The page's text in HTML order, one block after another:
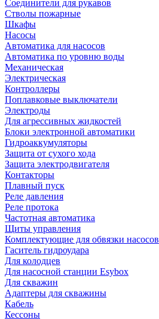
Соединители для рукавов
Стволы пожарные
Шкафы
Насосы
Автоматика для насосов
Автоматика по уровню воды
Механическая
Электрическая
Контроллеры
Поплавковые выключатели
Электроды
Для агрессивных жидкостей
Блоки электронной автоматики
Гидроаккумуляторы
Защита от сухого хода
Защита электродвигателя
Контакторы
Плавный пуск
Реле давления
Реле протока
Частотная автоматика
Щиты управления
Комплектующие для обвязки насосов
Гаситель гидроудара
Для колодцев
Для насосной станции Esybox
Для скважин
Адаптеры для скважины
Кабель
Кессоны